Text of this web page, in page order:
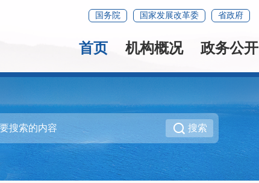
国务院 国家发展改革委 省政府
首页 机构概况 政务公开
搜索